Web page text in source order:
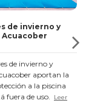
de invierno y
de invierno y
aportan la
a la piscina
fuera de uso.
Leer